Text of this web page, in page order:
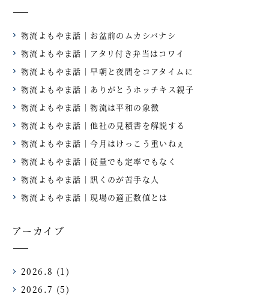
物流よもやま話｜お盆前のムカシバナシ
物流よもやま話｜アタリ付き弁当はコワイ
物流よもやま話｜早朝と夜間をコアタイムに
物流よもやま話｜ありがとうホッチキス親子
物流よもやま話｜物流は平和の象徴
物流よもやま話｜他社の見積書を解説する
物流よもやま話｜今月はけっこう重いねぇ
物流よもやま話｜従量でも定率でもなく
物流よもやま話｜訊くのが苦手な人
物流よもやま話｜現場の適正数値とは
アーカイブ
2026.8 (1)
2026.7 (5)